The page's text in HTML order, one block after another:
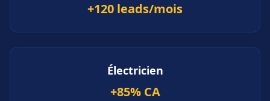
+120 leads/mois
Électricien
+85% CA